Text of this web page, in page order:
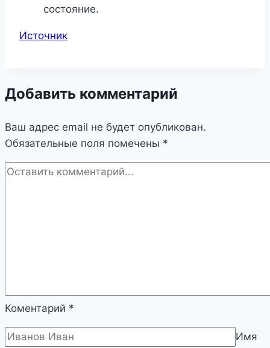
состояние.
Источник
Добавить комментарий
Ваш адрес email не будет опубликован.
Обязательные поля помечены *
Коментарий *
Имя